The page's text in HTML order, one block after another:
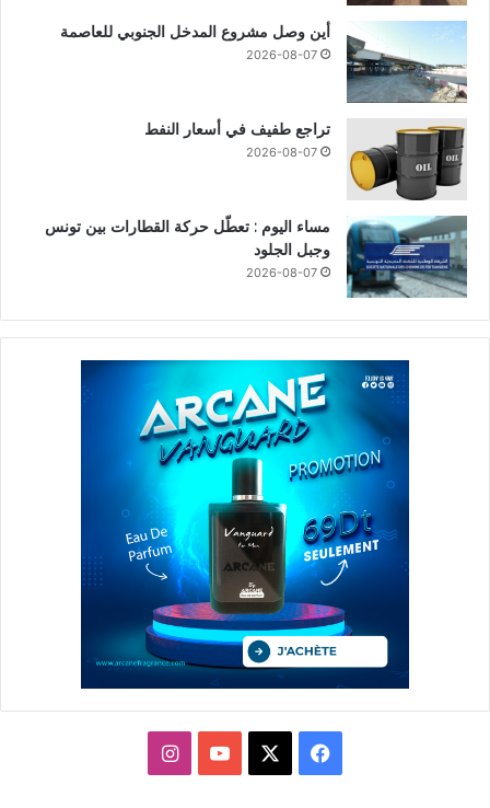
أين وصل مشروع المدخل الجنوبي للعاصمة
2026-08-07
تراجع طفيف في أسعار النفط
2026-08-07
مساء اليوم : تعطّل حركة القطارات بين تونس
وجبل الجلود
2026-08-07
فيسبوك يوتيوبانستقرام